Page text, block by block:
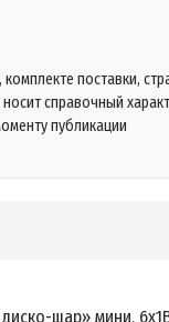
поставки,
справочный
публикации
шар» мини,